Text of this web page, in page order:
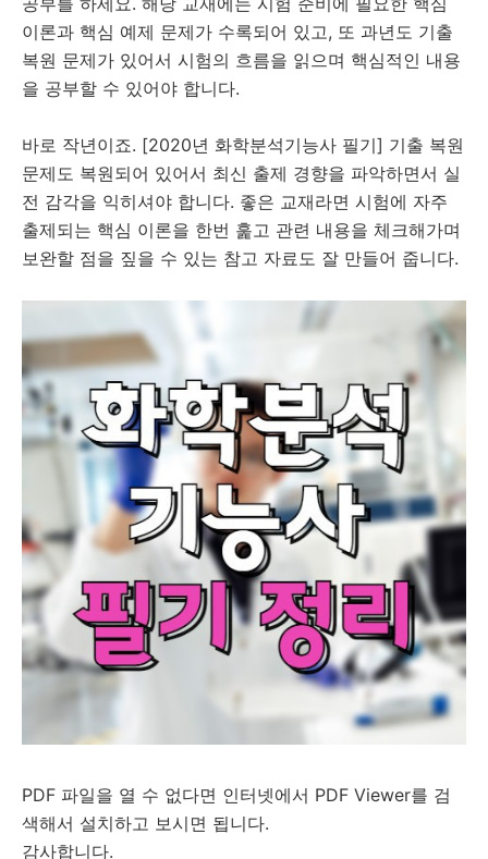
이론과 핵심 예제 문제가 수록되어 있고, 또 과년도 기출
복원 문제가 있어서 시험의 흐름을 읽으며 핵심적인 내용
을 공부할 수 있어야 합니다.
바로 작년이죠. [2020년 화학분석기능사 필기] 기출 복원
문제도 복원되어 있어서 최신 출제 경향을 파악하면서 실
전 감각을 익히셔야 합니다. 좋은 교재라면 시험에 자주
출제되는 핵심 이론을 한번 훑고 관련 내용을 체크해가며
보완할 점을 짚을 수 있는 참고 자료도 잘 만들어 줍니다.
PDF 파일을 열 수 없다면 인터넷에서 PDF Viewer를 검
색해서 설치하고 보시면 됩니다.
감사합니다.